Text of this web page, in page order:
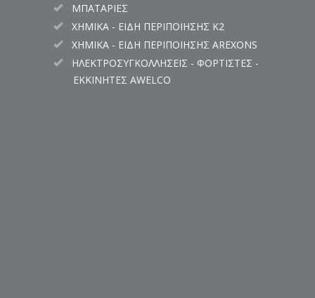
ΜΠΑΤΑΡΙΕΣ
ΧΗΜΙΚΑ - ΕΙΔΗ ΠΕΡΙΠΟΙΗΣΗΣ K2
ΧΗΜΙΚΑ - ΕΙΔΗ ΠΕΡΙΠΟΙΗΣΗΣ AREXONS
ΗΛΕΚΤΡΟΣΥΓΚΟΛΛΗΣΕΙΣ - ΦΟΡΤΙΣΤΕΣ -
ΕΚΚΙΝΗΤΕΣ AWELCO